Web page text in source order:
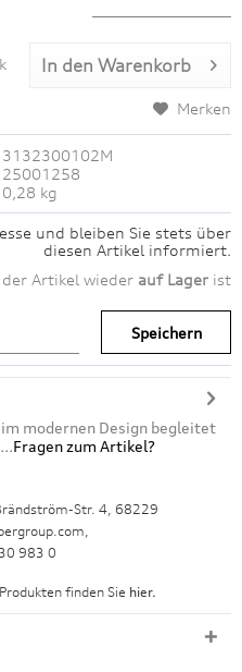
In den Warenkorb
Merken
3132300102M
25001258
0,28 kg
und bleiben Sie stets über
diesen Artikel informiert.
Artikel wieder auf Lager ist
Speichern
modernen Design begleitet
Fragen zum Artikel?
Str. 4, 68229
983 0
finden Sie hier.